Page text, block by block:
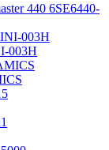
440 6SE6440-
003H